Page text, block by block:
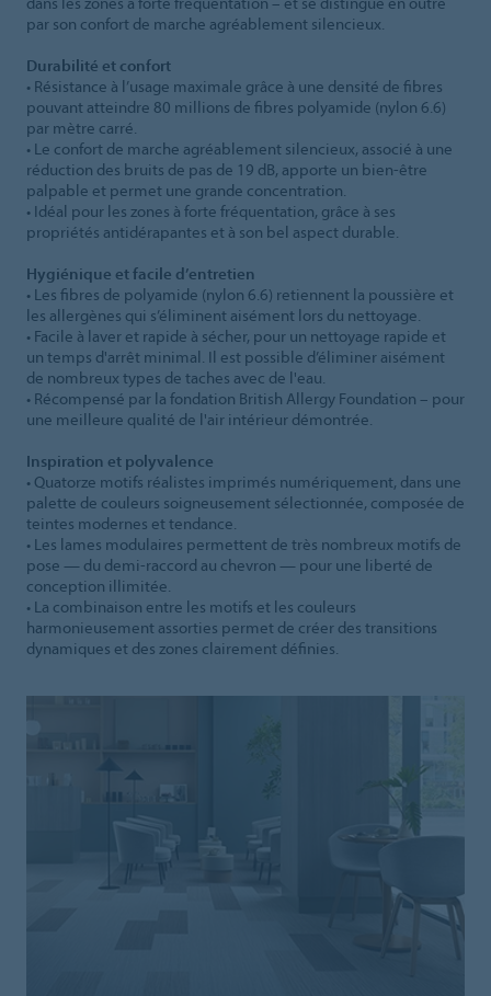
par son confort de marche agréablement silencieux.
Durabilité et confort
• Résistance à l’usage maximale grâce à une densité de fibres
pouvant atteindre 80 millions de fibres polyamide (nylon 6.6)
par mètre carré.
• Le confort de marche agréablement silencieux, associé à une
réduction des bruits de pas de 19 dB, apporte un bien-être
palpable et permet une grande concentration.
• Idéal pour les zones à forte fréquentation, grâce à ses
propriétés antidérapantes et à son bel aspect durable.
Hygiénique et facile d’entretien
• Les fibres de polyamide (nylon 6.6) retiennent la poussière et
les allergènes qui s’éliminent aisément lors du nettoyage.
• Facile à laver et rapide à sécher, pour un nettoyage rapide et
un temps d'arrêt minimal. Il est possible d’éliminer aisément
de nombreux types de taches avec de l'eau.
• Récompensé par la fondation British Allergy Foundation – pour
une meilleure qualité de l'air intérieur démontrée.
Inspiration et polyvalence
• Quatorze motifs réalistes imprimés numériquement, dans une
palette de couleurs soigneusement sélectionnée, composée de
teintes modernes et tendance.
• Les lames modulaires permettent de très nombreux motifs de
pose — du demi-raccord au chevron — pour une liberté de
conception illimitée.
• La combinaison entre les motifs et les couleurs
harmonieusement assorties permet de créer des transitions
dynamiques et des zones clairement définies.